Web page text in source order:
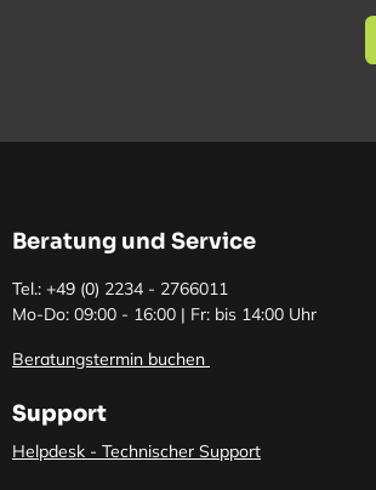
Beratung und Service
Tel.: +49 (0) 2234 - 2766011
Mo-Do: 09:00 - 16:00 | Fr: bis 14:00 Uhr
Beratungstermin buchen
Support
Helpdesk - Technischer Support